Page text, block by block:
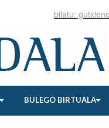
BULEGO BIRTUALA